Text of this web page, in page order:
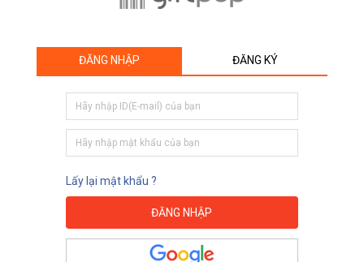
ĐĂNG NHẬP ĐĂNG KÝ
Lấy lại mật khẩu ?